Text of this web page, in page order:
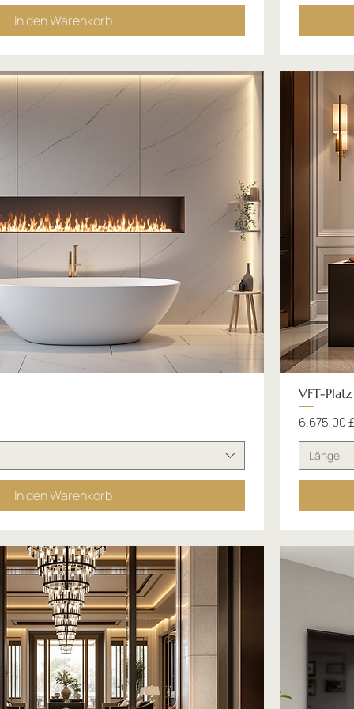
In den Warenkorb
In den Warenkorb
VFT-Platz
Preis
6.675,00 £
Länge